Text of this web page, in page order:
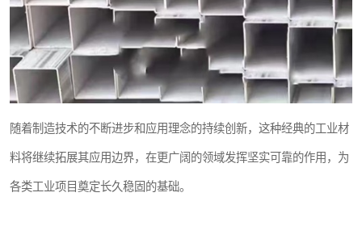
随着制造技术的不断进步和应用理念的持续创新，这种经典的工业材
料将继续拓展其应用边界，在更广阔的领域发挥坚实可靠的作用，为
各类工业项目奠定长久稳固的基础。